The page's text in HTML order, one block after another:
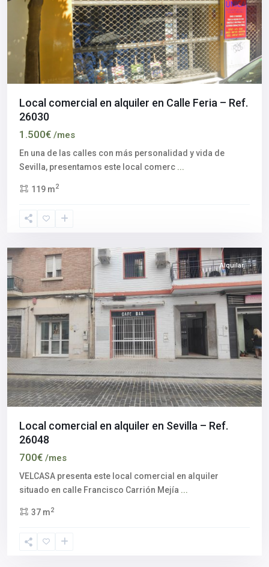
Local comercial en alquiler en Calle Feria – Ref.
26030
1.500€ /mes
En una de las calles con más personalidad y vida de
Sevilla, presentamos este local comerc ...
119 m2
Centro
Sevilla
Alquilar
Local comercial en alquiler en Sevilla – Ref.
26048
700€ /mes
VELCASA presenta este local comercial en alquiler
situado en calle Francisco Carrión Mejía ...
37 m2